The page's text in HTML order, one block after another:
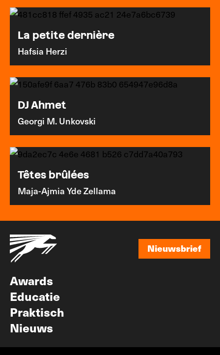
La petite dernière
Hafsia Herzi
DJ Ahmet
Georgi M. Unkovski
Têtes brûlées
Maja-Ajmia Yde Zellama
Nieuwsbrief
Awards
Educatie
Praktisch
Nieuws